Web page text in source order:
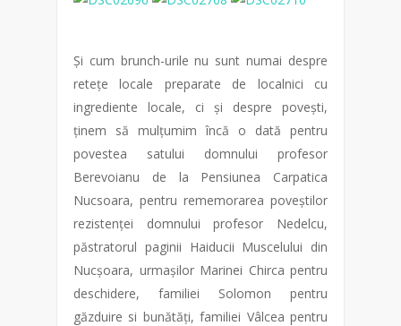
Și cum brunch-urile nu sunt numai despre
retețe locale preparate de localnici cu
ingrediente locale, ci și despre povești,
ținem să mulțumim încă o dată pentru
povestea satului domnului profesor
Berevoianu de la Pensiunea Carpatica
Nucsoara, pentru rememorarea poveștilor
rezistenței domnului profesor Nedelcu,
păstratorul paginii Haiducii Muscelului din
Nucșoara, urmașilor Marinei Chirca pentru
deschidere, familiei Solomon pentru
găzduire si bunătăți, familiei Vâlcea pentru